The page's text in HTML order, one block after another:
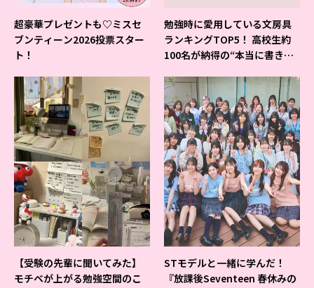
超豪華プレゼントも♡ミスセ
ブンティーン2026投票スター
ト！
勉強時に愛用している文房具
ランキングTOP5！ 高校生約
100名が納得の“本当に書きや
【受験の先輩に聞いてみた】
モチベが上がる勉強空間のこ
STモデルと一緒に学んだ！
『放課後Seventeen 春休みの